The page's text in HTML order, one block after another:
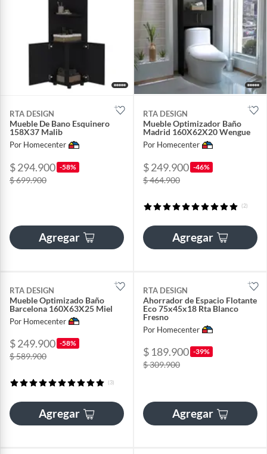
RTA DESIGN
Mueble De Bano Esquinero
158X37 Malib
Por Homecenter
$ 294.900 -58%
$ 699.900
Agregar
RTA DESIGN
Mueble Optimizador Baño
Madrid 160X62X20 Wengue
Por Homecenter
$ 249.900 -46%
$ 464.900
(2)
Agregar
RTA DESIGN
Mueble Optimizado Baño
Barcelona 160X63X25 Miel
Por Homecenter
$ 249.900 -58%
$ 589.900
(3)
Agregar
RTA DESIGN
Ahorrador de Espacio Flotante
Eco 75x45x18 Rta Blanco
Fresno
Por Homecenter
$ 189.900 -39%
$ 309.900
Agregar